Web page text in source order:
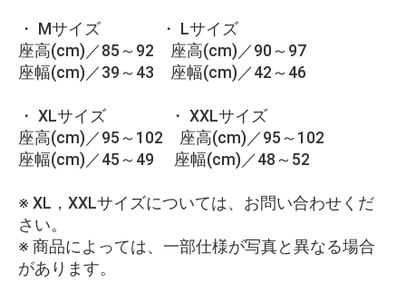
・ Mサイズ ・ Lサイズ
座高(cm)／85～92 座高(cm)／90～97
座幅(cm)／39～43 座幅(cm)／42～46
・ XLサイズ ・ XXLサイズ
座高(cm)／95～102 座高(cm)／95～102
座幅(cm)／45～49 座幅(cm)／48～52
※ XL，XXLサイズについては、お問い合わせくだ
さい。
※ 商品によっては、一部仕様が写真と異なる場合
があります。